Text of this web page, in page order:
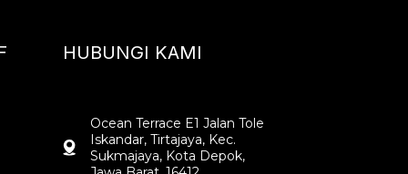
HUBUNGI KAMI
Ocean Terrace E1 Jalan Tole
Iskandar, Tirtajaya, Kec.
Sukmajaya, Kota Depok,